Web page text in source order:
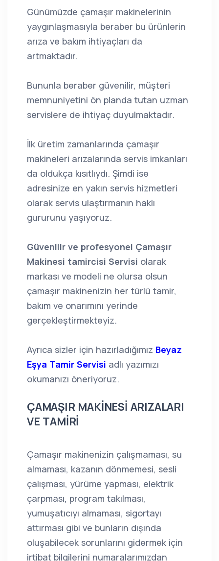
Günümüzde çamaşır makinelerinin
yaygınlaşmasıyla beraber bu ürünlerin
arıza ve bakım ihtiyaçları da
artmaktadır.
Bununla beraber güvenilir, müşteri
memnuniyetini ön planda tutan uzman
servislere de ihtiyaç duyulmaktadır.
İlk üretim zamanlarında çamaşır
makineleri arızalarında servis imkanları
da oldukça kısıtlıydı. Şimdi ise
adresinize en yakın servis hizmetleri
olarak servis ulaştırmanın haklı
gururunu yaşıyoruz.
Güvenilir ve profesyonel Çamaşır
Makinesi tamircisi Servisi olarak
markası ve modeli ne olursa olsun
çamaşır makinenizin her türlü tamir,
bakım ve onarımını yerinde
gerçekleştirmekteyiz.
Ayrıca sizler için hazırladığımız Beyaz
Eşya Tamir Servisi adlı yazımızı
okumanızı öneriyoruz.
ÇAMAŞIR MAKİNESİ ARIZALARI
VE TAMİRİ
Çamaşır makinenizin çalışmaması, su
almaması, kazanın dönmemesi, sesli
çalışması, yürüme yapması, elektrik
çarpması, program takılması,
yumuşatıcıyı almaması, sigortayı
attırması gibi ve bunların dışında
oluşabilecek sorunlarını gidermek için
irtibat bilgilerini numaralarımızdan